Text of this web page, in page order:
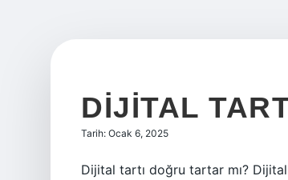
DIJITAL
Tarih: Ocak 6, 2025
Dijital tartı doğru tartar mı?